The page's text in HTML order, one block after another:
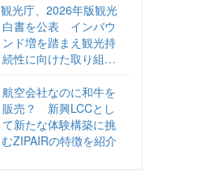
観光庁、2026年版観光
白書を公表 インバウ
ンド増を踏まえ観光持
続性に向けた取り組み
航空会社なのに和牛を
販売？ 新興LCCとし
て新たな体験構築に挑
むZIPAIRの特徴を紹介